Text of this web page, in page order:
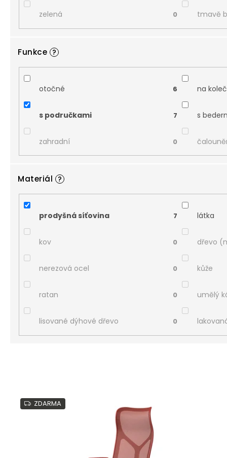
zelená 0 tmavě
Funkce ?
otočné 6 na
s područkami 7 s
zahradní 0
Materiál ?
prodyšná síťovina 7 látka
kov 0 dřevo
nerezová ocel 0 kůže
ratan 0 umělý
lisované dýhové dřevo 0
ZDARMA